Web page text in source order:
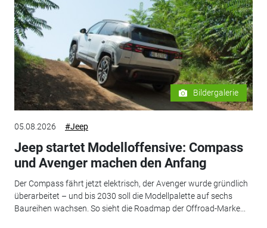
Bildergalerie
05.08.2026 #Jeep
Jeep startet Modelloffensive: Compass
und Avenger machen den Anfang
Der Compass fährt jetzt elektrisch, der Avenger wurde gründlich
überarbeitet – und bis 2030 soll die Modellpalette auf sechs
Baureihen wachsen. So sieht die Roadmap der Offroad-Marke...